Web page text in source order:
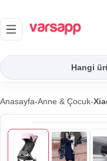
Anasayfa-Anne & Çocuk-